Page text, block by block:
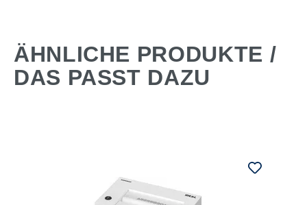
ÄHNLICHE PRODUKTE /
DAS PASST DAZU